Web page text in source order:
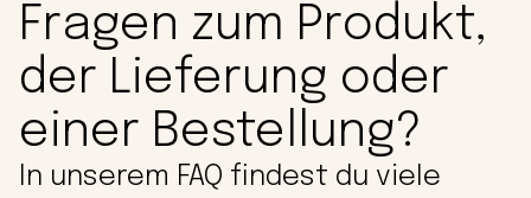
Fragen zum Produkt,
der Lieferung oder
einer Bestellung?
In unserem FAQ findest du viele